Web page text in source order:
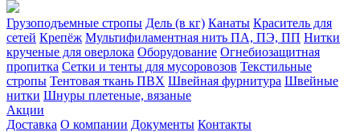
Грузоподъемные стропы Дель (в кг) Канаты Краситель для
сетей Крепёж Мультифиламентная нить ПА, ПЭ, ПП Нитки
крученые для оверлока Оборудование Огнебиозащитная
пропитка Сетки и тенты для мусоровозов Текстильные
стропы Тентовая ткань ПВХ Швейная фурнитура Швейные
нитки Шнуры плетеные, вязаные
Акции
Доставка О компании Документы Контакты